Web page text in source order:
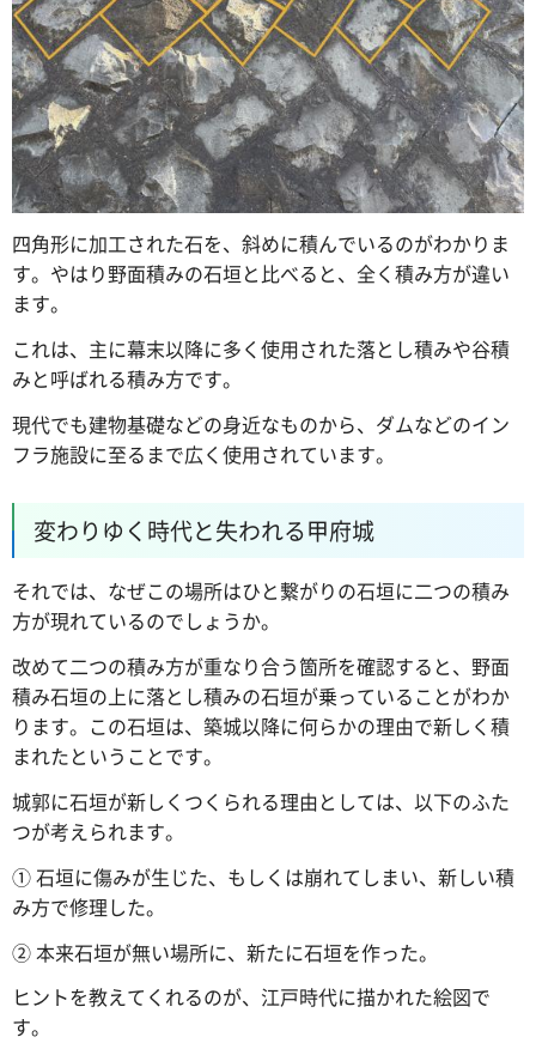
四角形に加工された石を、斜めに積んでいるのがわかりま
す。やはり野面積みの石垣と比べると、全く積み方が違い
ます。
これは、主に幕末以降に多く使用された落とし積みや谷積
みと呼ばれる積み方です。
現代でも建物基礎などの身近なものから、ダムなどのイン
フラ施設に至るまで広く使用されています。
変わりゆく時代と失われる甲府城
それでは、なぜこの場所はひと繋がりの石垣に二つの積み
方が現れているのでしょうか。
改めて二つの積み方が重なり合う箇所を確認すると、野面
積み石垣の上に落とし積みの石垣が乗っていることがわか
ります。この石垣は、築城以降に何らかの理由で新しく積
まれたということです。
城郭に石垣が新しくつくられる理由としては、以下のふた
つが考えられます。
① 石垣に傷みが生じた、もしくは崩れてしまい、新しい積
み方で修理した。
② 本来石垣が無い場所に、新たに石垣を作った。
ヒントを教えてくれるのが、江戸時代に描かれた絵図で
す。